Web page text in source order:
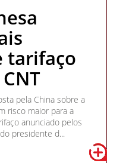
tarifaço
pela China sobre a
risco maior para a
anunciado pelos
presidente d...